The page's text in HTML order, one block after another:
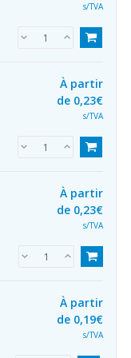
s/TVA
À partir
de 0,23€
s/TVA
À partir
de 0,23€
s/TVA
À partir
de 0,19€
s/TVA